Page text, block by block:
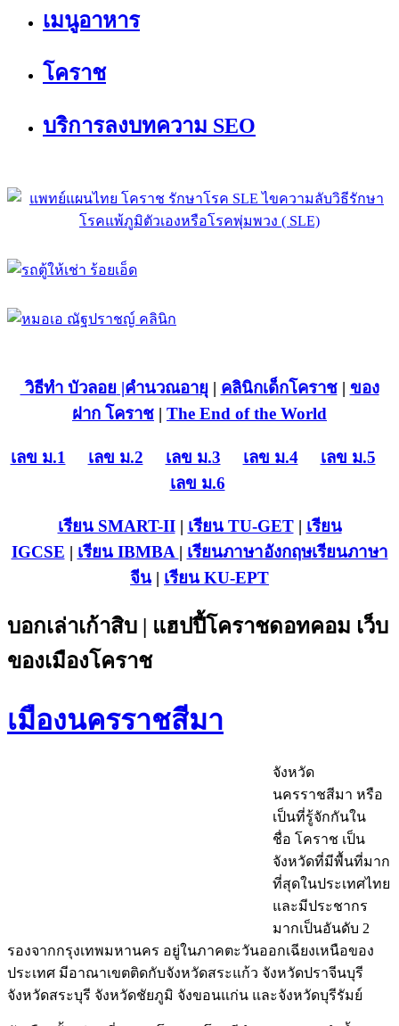
เมนูอาหาร
โคราช
บริการลงบทความ SEO
วิธีทำ บัวลอย |คำนวณอายุ | คลินิกเด็กโคราช| ของ
ฝาก โคราช | The End of the World
เลข ม.1 เลข ม.2 เลข ม.3 เลข ม.4
เลข ม.5
เลข ม.6
เรียน SMART-II| เรียน TU-GET| เรียน
IGCSE | เรียน IBMBA | เรียนภาษาอังกฤษเรียนภาษา
จีน | เรียน KU-EPT
บอกเล่าเก้าสิบ | แฮปปี้โคราชดอทคอม เว็บ
ของเมืองโคราช
เมืองนครราชสีมา
จังหวัด
นครราชสีมา หรือ
เป็นที่รู้จักกันใน
ชื่อ โคราช เป็น
จังหวัดที่มีพื้นที่มาก
ที่สุดในประเทศไทย
และมีประชากร
มากเป็นอันดับ 2
รองจากกรุงเทพมหานคร อยู่ในภาคตะวันออกเฉียงเหนือของ
ประเทศ มีอาณาเขตติดกับจังหวัดสระแก้ว จังหวัดปราจีนบุรี
จังหวัดสระบุรี จังหวัดชัยภูมิ จังขอนแก่น และจังหวัดบุรีรัมย์